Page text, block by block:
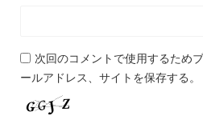
次回のコメントで使用するため
ールアドレス、サイトを保存する。